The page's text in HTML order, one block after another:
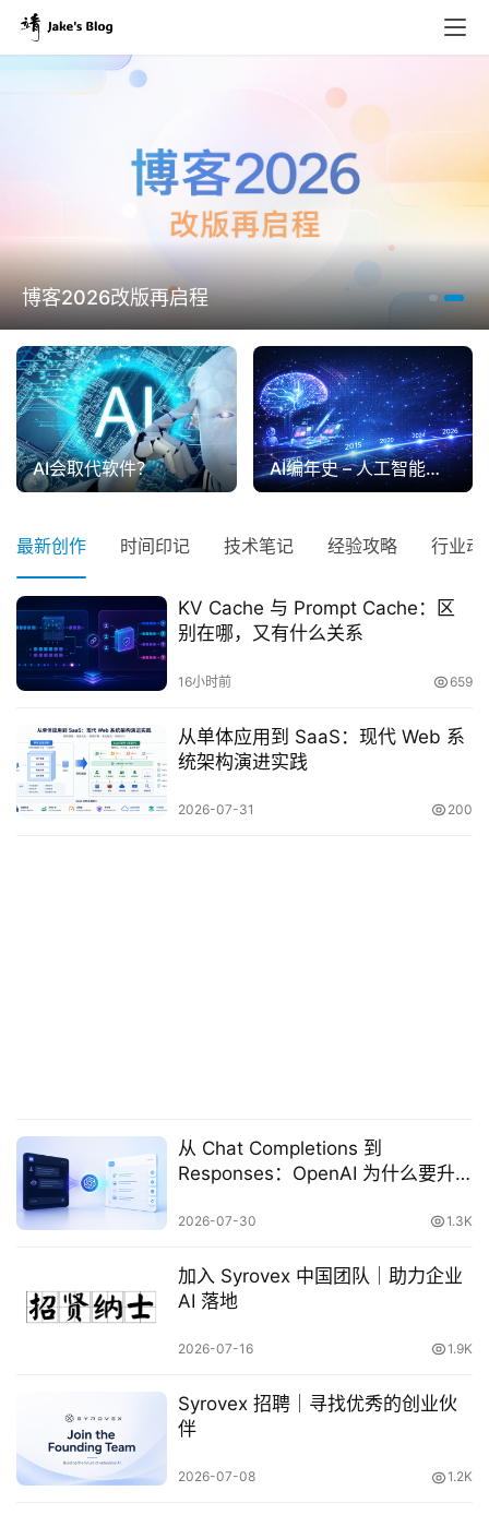
原
创
专
栏
行
业
碎
念
博客2026改版再启程
AI会取代软件？ AI编年史 – 人工智能发展的里程碑大记事
最新创作 时间印记 技术笔记 经验攻略 行业动
KV Cache 与 Prompt Cache：区
别在哪，又有什么关系
16小时前 659
从单体应用到 SaaS：现代 Web 系
统架构演进实践
2026-07-31 200
从 Chat Completions 到
Responses：OpenAI 为什么要升
2026-07-30 1.3K
加入 Syrovex 中国团队｜助力企业
AI 落地
2026-07-16 1.9K
Syrovex 招聘｜寻找优秀的创业伙
伴
2026-07-08 1.2K